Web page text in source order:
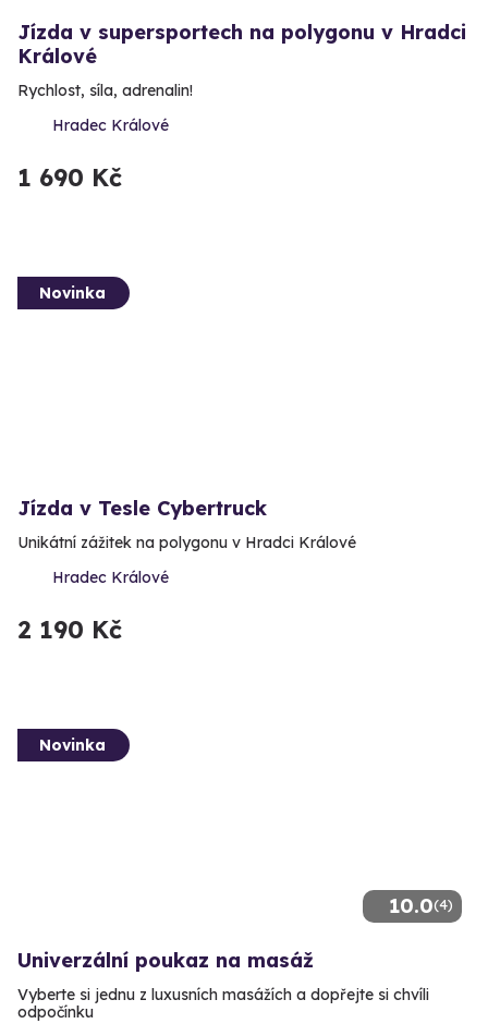
Jízda v supersportech na polygonu v Hradci
Králové
Rychlost, síla, adrenalin!
Hradec Králové
1 690 Kč
Novinka
Jízda v Tesle Cybertruck
Unikátní zážitek na polygonu v Hradci Králové
Hradec Králové
2 190 Kč
10.0(4)
Novinka
Univerzální poukaz na masáž
Vyberte si jednu z luxusních masážích a dopřejte si chvíli
odpočínku